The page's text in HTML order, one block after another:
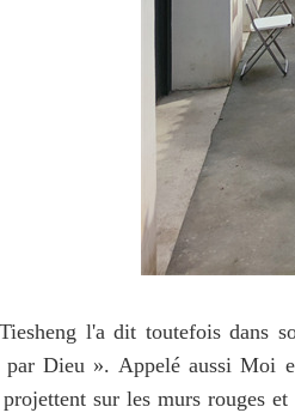
l'a dit toutefois dans
par Dieu ». Appelé aussi
sur les murs rouges